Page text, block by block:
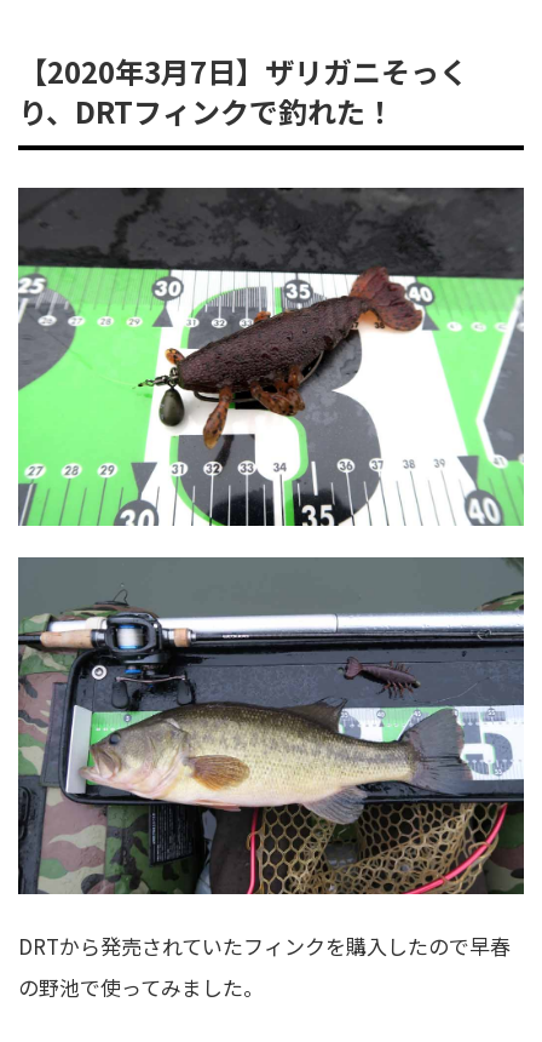
【2020年3月7日】ザリガニそっく
り、DRTフィンクで釣れた！
DRTから発売されていたフィンクを購入したので早春
の野池で使ってみました。